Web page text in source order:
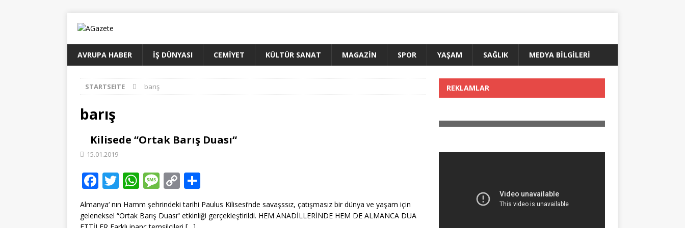
AVRUPA HABER İŞ DÜNYASI CEMİYET KÜLTÜR SANAT MAGAZİN SPOR YAŞAM SAĞLIK MEDYA BİLGİLERİ
STARTSEITE barış
barış
Kilisede “Ortak Barış Duası“
15.01.2019
F
ac
e
T
w
itt
W
at
M
e
ss
C
o
p
ei
le
Almanya‘ nın Hamm şehrindeki tarihi Paulus Kilisesi‘nde savaşssız, çatışmasız bir dünya ve yaşam için
geleneksel “Ortak Barış Duası“ etkinliği gerçekleştirildi. HEM ANADİLLERİNDE HEM DE ALMANCA DUA
REKLAMLAR